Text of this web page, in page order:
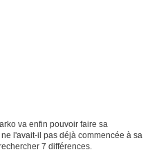
va enfin pouvoir faire sa
l'avait-il pas déjà commencée à sa
7 différences.